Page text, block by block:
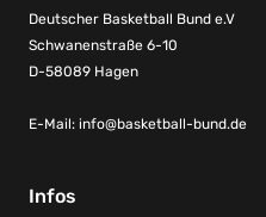
Deutscher Basketball Bund e.V
Schwanenstraße 6-10
D-58089 Hagen
E-Mail: info@basketball-bund.de
Infos